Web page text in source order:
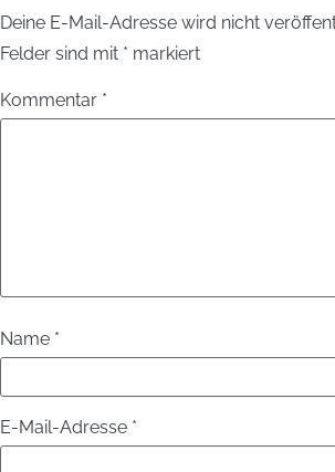
Deine E-Mail-Adresse wird nicht
Felder sind mit * markiert
Kommentar *
Name *
E-Mail-Adresse *